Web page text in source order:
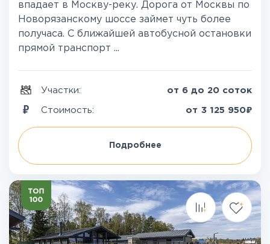
впадает в Москву-реку. Дорога от Москвы по
Новорязанскому шоссе займет чуть более
получаса. С ближайшей автобусной остановки
прямой транспорт ...
Участки: от 6 до 20 соток
Стоимость: от 3 125 950₽
Подробнее